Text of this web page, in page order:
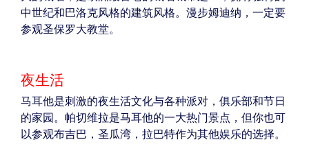
中世纪和巴洛克风格的建筑风格。漫步姆迪纳，一定要
参观圣保罗大教堂。
夜生活
马耳他是刺激的夜生活文化与各种派对，俱乐部和节日
的家园。帕切维拉是马耳他的一大热门景点，但你也可
以参观布吉巴，圣瓜湾，拉巴特作为其他娱乐的选择。